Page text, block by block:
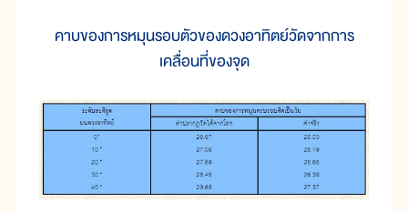
คาบของการหมุนรอบตัวของดวงอาทิตย์วัดจากการ
เคลื่อนที่ของจุด